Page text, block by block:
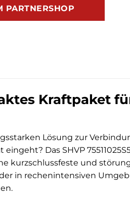
PARTNERSHOP
Kraftpaket
Lösung zur
Das SHVP
kurzschlussfeste und
in rechenintensiven